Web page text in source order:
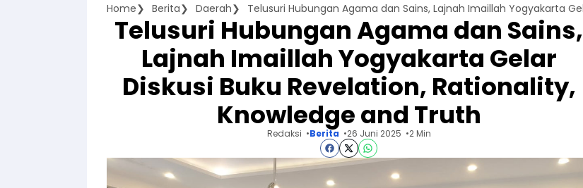
Home Berita Daerah
Telusuri Hubungan Agama dan Sains,
Lajnah Imaillah Yogyakarta Gelar
Diskusi Buku Revelation, Rationality,
Knowledge and Truth
Redaksi Berita 26 Juni 2025 2 Min